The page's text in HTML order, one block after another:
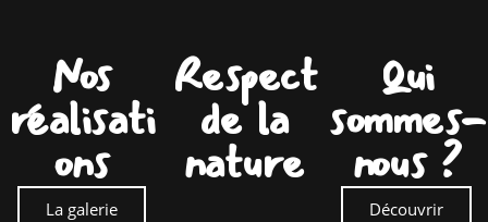
Nos
réalisati
ons
La galerie
Respect
de la
nature
Qui
sommes-
nous ?
Découvrir